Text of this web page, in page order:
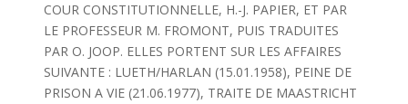
COUR CONSTITUTIONNELLE, H.-J. PAPIER, ET PAR
LE PROFESSEUR M. FROMONT, PUIS TRADUITES
PAR O. JOOP. ELLES PORTENT SUR LES AFFAIRES
SUIVANTE : LUETH/HARLAN (15.01.1958), PEINE DE
PRISON A VIE (21.06.1977), TRAITE DE MAASTRICHT